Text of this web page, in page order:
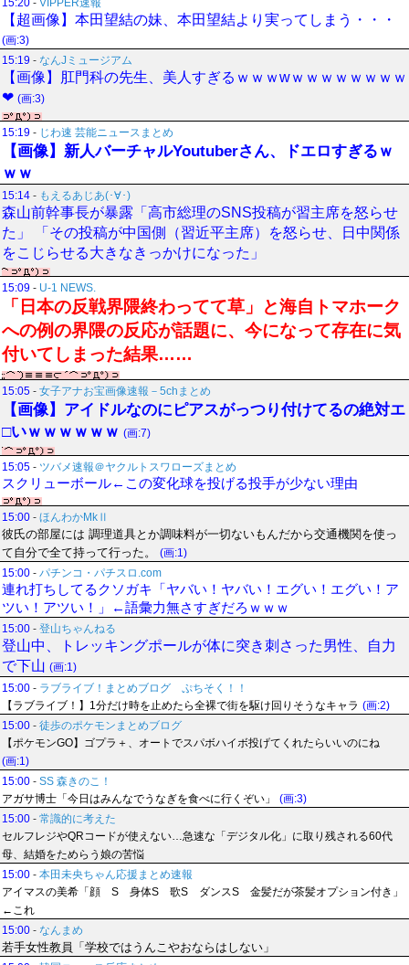
15:20 - VIPPER速報
【超画像】本田望結の妹、本田望結より実ってしまう・・・
(画:3)
15:19 - なんJミュージアム
【画像】肛門科の先生、美人すぎるｗｗｗwｗｗｗｗｗｗｗｗ
❤ (画:3)
15:19 - じわ速 芸能ニュースまとめ
【画像】新人バーチャルYoutuberさん、ドエロすぎるｗ
ｗｗ
15:14 - もえるあじあ(･∀･)
森山前幹事長が暴露「高市総理のSNS投稿が習主席を怒らせ
た」 「その投稿が中国側（習近平主席）を怒らせ、日中関係
をこじらせる大きなきっかけになった」
15:09 - U-1 NEWS.
「日本の反戦界隈終わってて草」と海自トマホーク
への例の界隈の反応が話題に、今になって存在に気
付いてしまった結果……
15:05 - 女子アナお宝画像速報－5chまとめ
【画像】アイドルなのにピアスがっつり付けてるの絶対エ
□いｗｗｗｗｗｗ (画:7)
15:05 - ツバメ速報＠ヤクルトスワローズまとめ
スクリューボール←この変化球を投げる投手が少ない理由
15:00 - ほんわかMkⅡ
彼氏の部屋には 調理道具とか調味料が一切ないもんだから交通機関を使っ
て自分で全て持って行った。
(画:1)
15:00 - パチンコ・パチスロ.com
連れ打ちしてるクソガキ「ヤバい！ヤバい！エグい！エグい！ア
ツい！アツい！」←語彙力無さすぎだろｗｗｗ
15:00 - 登山ちゃんねる
登山中、トレッキングポールが体に突き刺さった男性、自力
で下山 (画:1)
15:00 - ラブライブ！まとめブログ ぷちそく！！
【ラブライブ！】1分だけ時を止めたら全裸で街を駆け回りそうなキャラ (画:2)
15:00 - 徒歩のポケモンまとめブログ
【ポケモンGO】ゴプラ＋、オートでスパボハイボ投げてくれたらいいのにね
(画:1)
15:00 - SS 森きのこ！
アガサ博士「今日はみんなでうなぎを食べに行くぞい」
(画:3)
15:00 - 常識的に考えた
セルフレジやQRコードが使えない…急速な「デジタル化」に取り残される60代
母、結婚をためらう娘の苦悩
15:00 - 本田未央ちゃん応援まとめ速報
アイマスの美希「顔 S 身体S 歌S ダンスS 金髪だが茶髪オプション付き」
←これ
15:00 - なんまめ
若手女性教員「学校ではうんこやおならはしない」